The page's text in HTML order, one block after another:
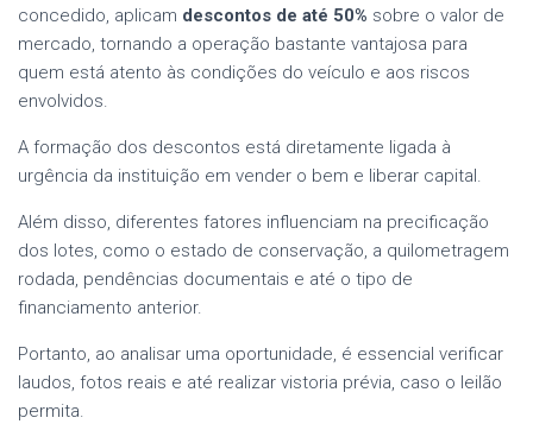
concedido, aplicam descontos de até 50% sobre o valor de
mercado, tornando a operação bastante vantajosa para
quem está atento às condições do veículo e aos riscos
envolvidos.
A formação dos descontos está diretamente ligada à
urgência da instituição em vender o bem e liberar capital.
Além disso, diferentes fatores influenciam na precificação
dos lotes, como o estado de conservação, a quilometragem
rodada, pendências documentais e até o tipo de
financiamento anterior.
Portanto, ao analisar uma oportunidade, é essencial verificar
laudos, fotos reais e até realizar vistoria prévia, caso o leilão
permita.